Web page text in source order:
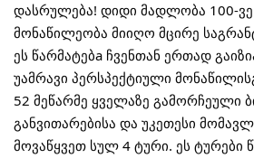
დასრულება! დიდი მადლობა 100-ვე
მონაწილეობა მიიღო მცირე
ეს წარმატებa ჩვენთან ერთად
უამრავი პერსპექტიული
52 მეწარმე ყველაზე გამორჩეული
განვითარებისა და უკეთესი
მოვაწყვეთ სულ 4 ტური. ეს ტურები